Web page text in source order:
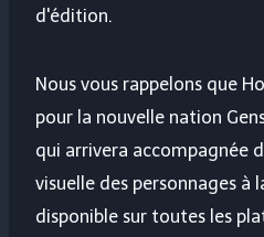
d'édition.
Nous vous rappelons que
pour la nouvelle nation
qui arrivera accompagnée
visuelle des personnages à
disponible sur toutes les